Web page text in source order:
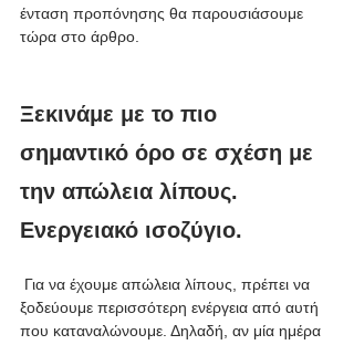
ένταση προπόνησης θα παρουσιάσουμε
τώρα στο άρθρο.
Ξεκινάμε με το πιο
σημαντικό όρο σε σχέση με
την απώλεια λίπους.
Ενεργειακό ισοζύγιο.
ξοδεύουμε περισσότερη ενέργεια από αυτή
που καταναλώνουμε. Δηλαδή, αν μία ημέρα